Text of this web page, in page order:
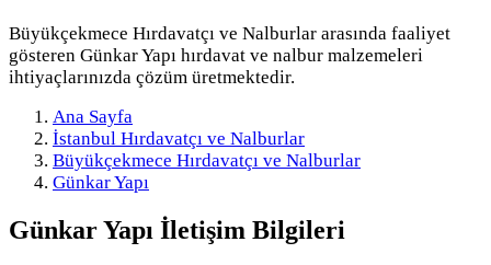
Büyükçekmece Hırdavatçı ve Nalburlar arasında faaliyet
gösteren Günkar Yapı hırdavat ve nalbur malzemeleri
ihtiyaçlarınızda çözüm üretmektedir.
Ana Sayfa
İstanbul Hırdavatçı ve Nalburlar
Büyükçekmece Hırdavatçı ve Nalburlar
Günkar Yapı
Günkar Yapı İletişim Bilgileri